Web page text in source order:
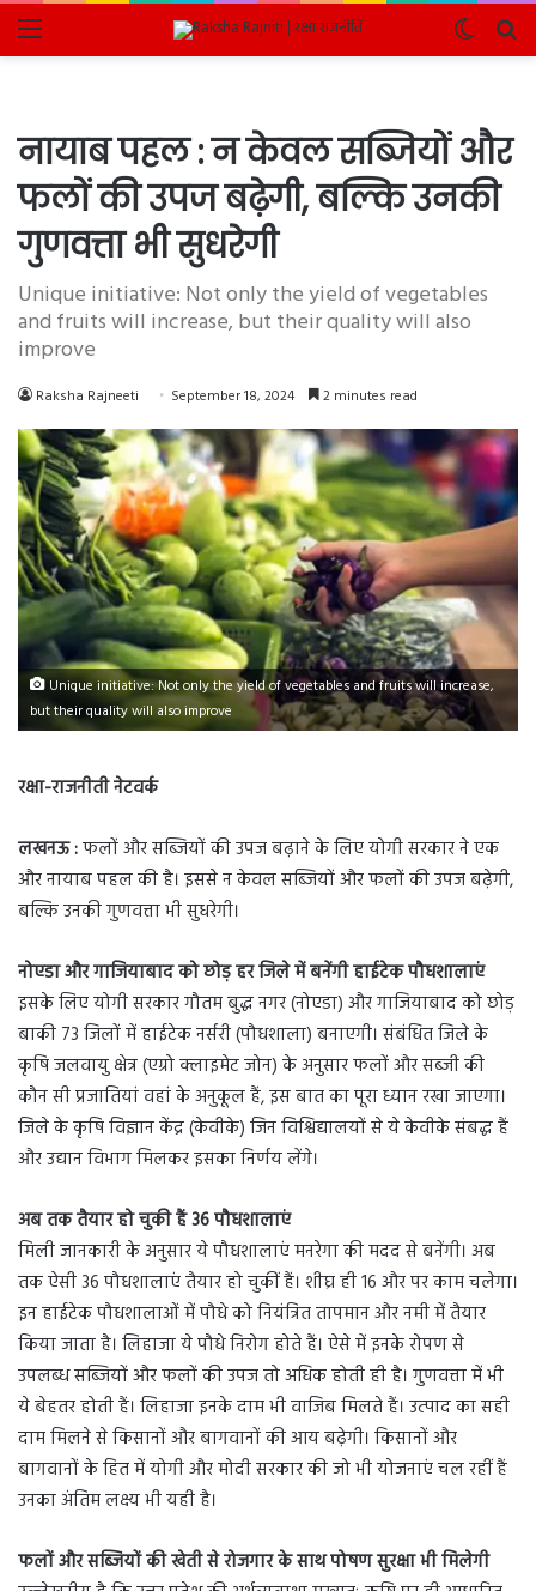
Menu
Switch
skin
नायाब पहल : न केवल सब्जियों और
फलों की उपज बढ़ेगी, बल्कि उनकी
गुणवत्ता भी सुधरेगी
Unique initiative: Not only the yield of vegetables
and fruits will increase, but their quality will also
improve
Raksha Rajneeti September 18, 2024 2 minutes read
Unique initiative: Not only the yield of vegetables and fruits will increase,
but their quality will also improve
रक्षा-राजनीती नेटवर्क
लखनऊ :फलों और सब्जियों की उपज बढ़ाने के लिए योगी सरकार ने एक
और नायाब पहल की है। इससे न केवल सब्जियों और फलों की उपज बढ़ेगी,
बल्कि उनकी गुणवत्ता भी सुधरेगी।
नोएडा और गाजियाबाद को छोड़ हर जिले में बनेंगी हाईटेक पौधशालाएं
इसके लिए योगी सरकार गौतम बुद्ध नगर (नोएडा) और गाजियाबाद को छोड़
बाकी 73 जिलों में हाईटेक नर्सरी (पौधशाला) बनाएगी। संबंधित जिले के
कृषि जलवायु क्षेत्र (एग्रो क्लाइमेट जोन) के अनुसार फलों और सब्जी की
कौन सी प्रजातियां वहां के अनुकूल हैं, इस बात का पूरा ध्यान रखा जाएगा।
जिले के कृषि विज्ञान केंद्र (केवीके) जिन विश्विद्यालयों से ये केवीके संबद्ध हैं
और उद्यान विभाग मिलकर इसका निर्णय लेंगे।
अब तक तैयार हो चुकी हैं 36 पौधशालाएं
मिली जानकारी के अनुसार ये पौधशालाएं मनरेगा की मदद से बनेंगी। अब
तक ऐसी 36 पौधशालाएं तैयार हो चुकीं हैं। शीघ्र ही 16 और पर काम चलेगा।
इन हाईटेक पौधशालाओं में पौधे को नियंत्रित तापमान और नमी में तैयार
किया जाता है। लिहाजा ये पौधे निरोग होते हैं। ऐसे में इनके रोपण से
उपलब्ध सब्जियों और फलों की उपज तो अधिक होती ही है। गुणवत्ता में भी
ये बेहतर होती हैं। लिहाजा इनके दाम भी वाजिब मिलते हैं। उत्पाद का सही
दाम मिलने से किसानों और बागवानों की आय बढ़ेगी। किसानों और
बागवानों के हित में योगी और मोदी सरकार की जो भी योजनाएं चल रहीं हैं
उनका अंतिम लक्ष्य भी यही है।
फलों और सब्जियों की खेती से रोजगार के साथ पोषण सुरक्षा भी मिलेगी